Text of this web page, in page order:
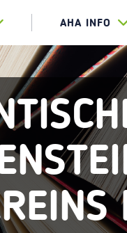
AHA INFO